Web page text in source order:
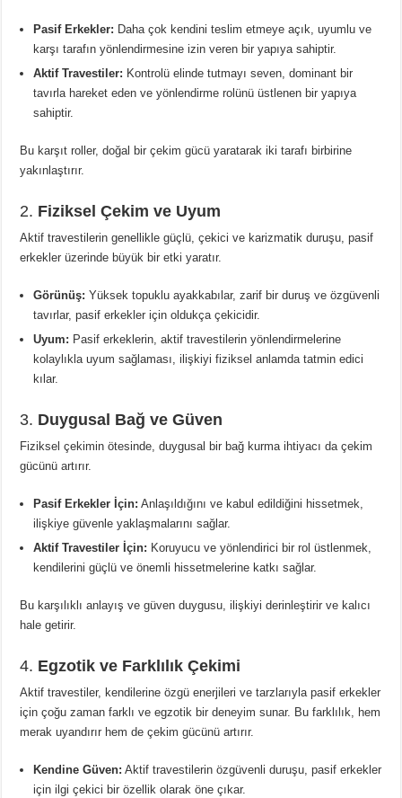
Pasif Erkekler: Daha çok kendini teslim etmeye açık, uyumlu ve
karşı tarafın yönlendirmesine izin veren bir yapıya sahiptir.
Aktif Travestiler: Kontrolü elinde tutmayı seven, dominant bir
tavırla hareket eden ve yönlendirme rolünü üstlenen bir yapıya
sahiptir.
Bu karşıt roller, doğal bir çekim gücü yaratarak iki tarafı birbirine
yakınlaştırır.
2. Fiziksel Çekim ve Uyum
Aktif travestilerin genellikle güçlü, çekici ve karizmatik duruşu, pasif
erkekler üzerinde büyük bir etki yaratır.
Görünüş: Yüksek topuklu ayakkabılar, zarif bir duruş ve özgüvenli
tavırlar, pasif erkekler için oldukça çekicidir.
Uyum: Pasif erkeklerin, aktif travestilerin yönlendirmelerine
kolaylıkla uyum sağlaması, ilişkiyi fiziksel anlamda tatmin edici
kılar.
3. Duygusal Bağ ve Güven
Fiziksel çekimin ötesinde, duygusal bir bağ kurma ihtiyacı da çekim
gücünü artırır.
Pasif Erkekler İçin: Anlaşıldığını ve kabul edildiğini hissetmek,
ilişkiye güvenle yaklaşmalarını sağlar.
Aktif Travestiler İçin: Koruyucu ve yönlendirici bir rol üstlenmek,
kendilerini güçlü ve önemli hissetmelerine katkı sağlar.
Bu karşılıklı anlayış ve güven duygusu, ilişkiyi derinleştirir ve kalıcı
hale getirir.
4. Egzotik ve Farklılık Çekimi
Aktif travestiler, kendilerine özgü enerjileri ve tarzlarıyla pasif erkekler
için çoğu zaman farklı ve egzotik bir deneyim sunar. Bu farklılık, hem
merak uyandırır hem de çekim gücünü artırır.
Kendine Güven: Aktif travestilerin özgüvenli duruşu, pasif erkekler
için ilgi çekici bir özellik olarak öne çıkar.